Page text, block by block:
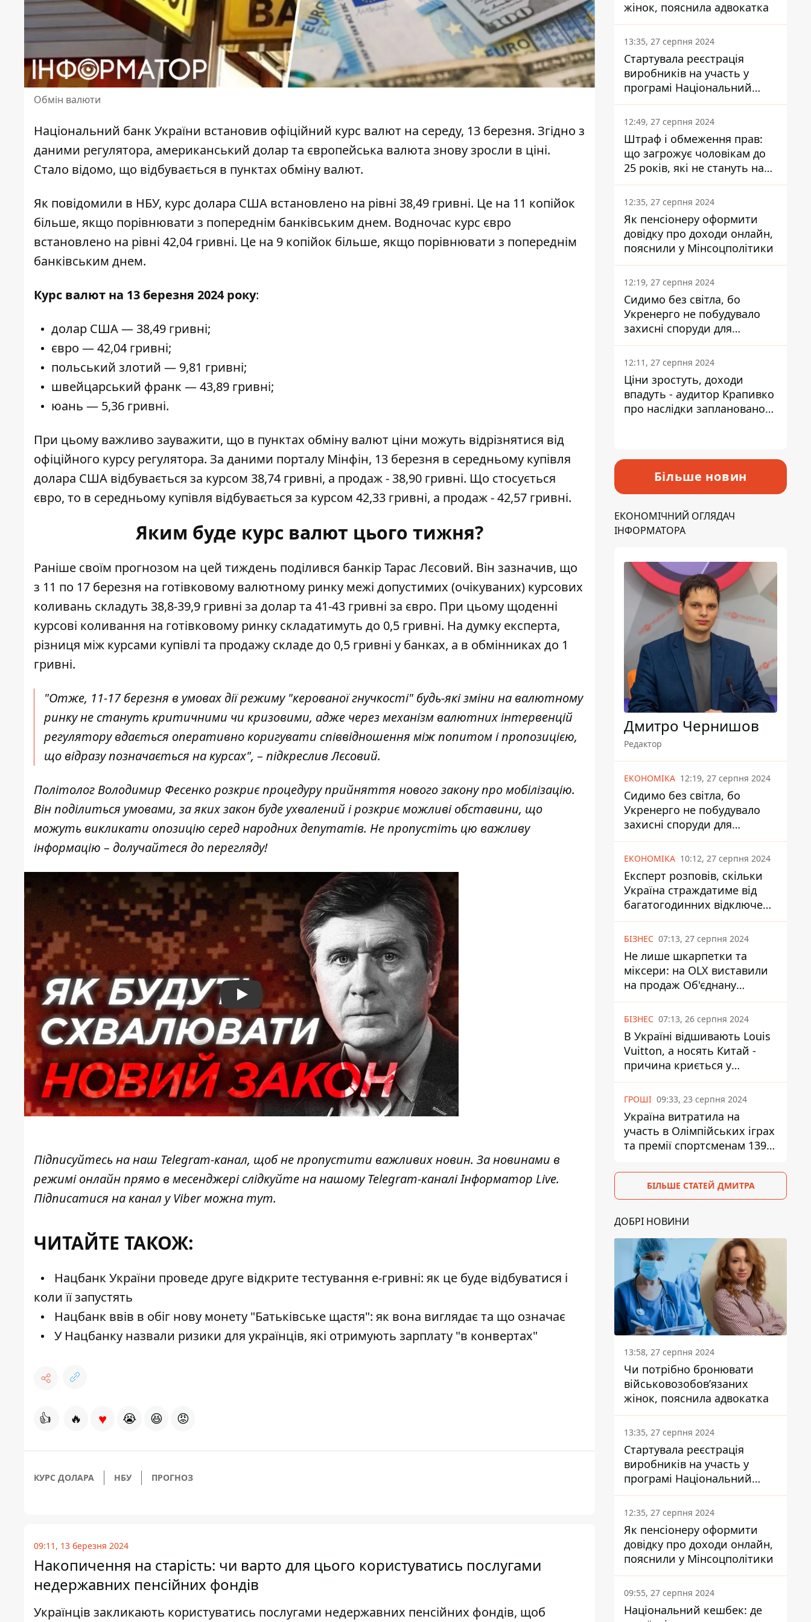
Обмін валюти
Національний банк України встановив офіційний курс валют на середу, 13 березня. Згідно з
даними регулятора, американський долар та європейська валюта знову зросли в ціні.
Стало відомо, що відбувається в пунктах обміну валют.
Як повідомили в НБУ, курс долара США встановлено на рівні 38,49 гривні. Це на 11 копійок
більше, якщо порівнювати з попереднім банківським днем. Водночас курс євро
встановлено на рівні 42,04 гривні. Це на 9 копійок більше, якщо порівнювати з попереднім
банківським днем.
Курс валют на 13 березня 2024 року:
долар США — 38,49 гривні;
євро — 42,04 гривні;
польський злотий — 9,81 гривні;
швейцарський франк — 43,89 гривні;
юань — 5,36 гривні.
При цьому важливо зауважити, що в пунктах обміну валют ціни можуть відрізнятися від
офіційного курсу регулятора. За даними порталу Мінфін, 13 березня в середньому купівля
долара США відбувається за курсом 38,74 гривні, а продаж - 38,90 гривні. Що стосується
євро, то в середньому купівля відбувається за курсом 42,33 гривні, а продаж - 42,57 гривні.
Яким буде курс валют цього тижня?
Раніше своїм прогнозом на цей тиждень поділився банкір Тарас Лєсовий. Він зазначив, що
з 11 по 17 березня на готівковому валютному ринку межі допустимих (очікуваних) курсових
коливань складуть 38,8-39,9 гривні за долар та 41-43 гривні за євро. При цьому щоденні
курсові коливання на готівковому ринку складатимуть до 0,5 гривні. На думку експерта,
різниця між курсами купівлі та продажу складе до 0,5 гривні у банках, а в обмінниках до 1
гривні.
"Отже, 11-17 березня в умовах дії режиму "керованої гнучкості" будь-які зміни на валютному
ринку не стануть критичними чи кризовими, адже через механізм валютних інтервенцій
регулятору вдається оперативно коригувати співвідношення між попитом і пропозицією,
що відразу позначається на курсах", – підкреслив Лєсовий.
Політолог Володимир Фесенко розкриє процедуру прийняття нового закону про мобілізацію.
Він поділиться умовами, за яких закон буде ухвалений і розкриє можливі обставини, що
можуть викликати опозицію серед народних депутатів. Не пропустіть цю важливу
інформацію – долучайтеся до перегляду!
Play
Підписуйтесь на наш Telegram-канал, щоб не пропустити важливих новин. За новинами в
режимі онлайн прямо в месенджері слідкуйте на нашому Telegram-каналіІнформатор Live.
Підписатися на канал у Viber можнатут.
ЧИТАЙТЕ ТАКОЖ:
Нацбанк України проведе друге відкрите тестування е-гривні: як це буде відбуватися і
коли її запустять
Нацбанк ввів в обіг нову монету "Батьківське щастя": як вона виглядає та що означає
У Нацбанку назвали ризики для українців, які отримують зарплату "в конвертах"
👍 🔥 ♥ 😭 😆 😡
КУРС ДОЛАРА НБУ ПРОГНОЗ
09:11, 13 березня 2024
Накопичення на старість: чи варто для цього користуватись послугами
недержавних пенсійних фондів
Українців закликають користуватись послугами недержавних пенсійних фондів, щоб
жінок, пояснила адвокатка
13:35, 27 серпня 2024
Стартувала реєстрація
виробників на участь у
програмі Національний
кешбек: як це зробити
через портал Дія
12:49, 27 серпня 2024
Штраф і обмеження прав:
що загрожує чоловікам до
25 років, які не стануть на
військовий облік
12:35, 27 серпня 2024
Як пенсіонеру оформити
довідку про доходи онлайн,
пояснили у Мінсоцполітики
12:19, 27 серпня 2024
Сидимо без світла, бо
Укренерго не побудувало
захисні споруди для
енергетики - нардеп
Кучеренко
12:11, 27 серпня 2024
Ціни зростуть, доходи
впадуть - аудитор Крапивко
про наслідки запланованого
Більше новин
ЕКОНОМІЧНИЙ ОГЛЯДАЧ
ІНФОРМАТОРА
Дмитро Чернишов
Редактор
ЕКОНОМІКА 12:19, 27 серпня 2024
Сидимо без світла, бо
Укренерго не побудувало
захисні споруди для
енергетики - нардеп
Кучеренко
ЕКОНОМІКА 10:12, 27 серпня 2024
Експерт розповів, скільки
Україна страждатиме від
багатогодинних відключень
світла
БІЗНЕС 07:13, 27 серпня 2024
Не лише шкарпетки та
міксери: на OLX виставили
на продаж Об'єднану
Гірнично-Хімічну Компанію
за багато мільярдів
БІЗНЕС 07:13, 26 серпня 2024
В Україні відшивають Louis
Vuitton, а носять Китай -
причина криється у
податках
ГРОШІ 09:33, 23 серпня 2024
Україна витратила на
участь в Олімпійських іграх
та премії спортсменам 139,6
БІЛЬШЕ СТАТЕЙ ДМИТРА
ДОБРІ НОВИНИ
13:58, 27 серпня 2024
Чи потрібно бронювати
військовозобов’язаних
жінок, пояснила адвокатка
13:35, 27 серпня 2024
Стартувала реєстрація
виробників на участь у
програмі Національний
кешбек: як це зробити
через портал Дія
12:35, 27 серпня 2024
Як пенсіонеру оформити
довідку про доходи онлайн,
пояснили у Мінсоцполітики
09:55, 27 серпня 2024
Національний кешбек: де